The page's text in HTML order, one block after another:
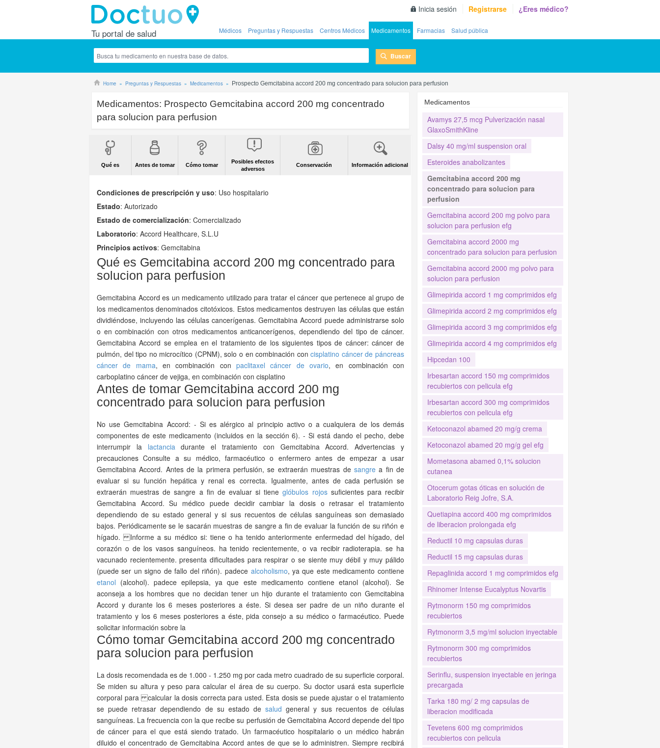
Tu portal de salud
Inicia sesión Registrarse ¿Eres médico?
Médicos Preguntas y Respuestas Centros Médicos Medicamentos Farmacias Salud pública
Buscar
Home Preguntas y Respuestas Medicamentos Prospecto Gemcitabina accord 200 mg concentrado para solucion para perfusion
Medicamentos: Prospecto Gemcitabina accord 200 mg concentrado
para solucion para perfusion
Qué es Antes de tomar Cómo tomar
Posibles efectos
adversos
Conservación Información adicional
Condiciones de prescripción y uso: Uso hospitalario
Estado: Autorizado
Estado de comercialización: Comercializado
Laboratorio: Accord Healthcare, S.L.U
Principios activos: Gemcitabina
Qué es Gemcitabina accord 200 mg concentrado para
solucion para perfusion
Gemcitabina Accord es un medicamento utilizado para tratar el cáncer que pertenece al grupo de
los medicamentos denominados citotóxicos. Estos medicamentos destruyen las células que están
dividiéndose, incluyendo las células cancerígenas. Gemcitabina Accord puede administrarse solo
o en combinación con otros medicamentos anticancerígenos, dependiendo del tipo de cáncer.
Gemcitabina Accord se emplea en el tratamiento de los siguientes tipos de cáncer: cáncer de
pulmón, del tipo no microcítico (CPNM), solo o en combinación concisplatino cáncer de páncreas
cáncer de mama, en combinación con paclitaxelcáncer de ovario, en combinación con
carboplatino cáncer de vejiga, en combinación con cisplatino
Antes de tomar Gemcitabina accord 200 mg
concentrado para solucion para perfusion
No use Gemcitabina Accord: - Si es alérgico al principio activo o a cualquiera de los demás
componentes de este medicamento (incluidos en la sección 6). - Si está dando el pecho, debe
interrumpir la lactanciadurante el tratamiento con Gemcitabina Accord. Advertencias y
precauciones Consulte a su médico, farmacéutico o enfermero antes de empezar a usar
Gemcitabina Accord. Antes de la primera perfusión, se extraerán muestras de sangrea fin de
evaluar si su función hepática y renal es correcta. Igualmente, antes de cada perfusión se
extraerán muestras de sangre a fin de evaluar si tieneglóbulos rojossuficientes para recibir
Gemcitabina Accord. Su médico puede decidir cambiar la dosis o retrasar el tratamiento
dependiendo de su estado general y si sus recuentos de células sanguíneas son demasiado
bajos. Periódicamente se le sacarán muestras de sangre a fin de evaluar la función de su riñón e
hígado. Informe a su médico si: tiene o ha tenido anteriormente enfermedad del hígado, del
corazón o de los vasos sanguíneos. ha tenido recientemente, o va recibir radioterapia. se ha
vacunado recientemente. presenta dificultades para respirar o se siente muy débil y muy pálido
(puede ser un signo de fallo del riñón). padece alcoholismo, ya que este medicamento contiene
etanol (alcohol). padece epilepsia, ya que este medicamento contiene etanol (alcohol). Se
aconseja a los hombres que no decidan tener un hijo durante el tratamiento con Gemcitabina
Accord y durante los 6 meses posteriores a éste. Si desea ser padre de un niño durante el
tratamiento y los 6 meses posteriores a éste, pida consejo a su médico o farmacéutico. Puede
solicitar información sobre la
Cómo tomar Gemcitabina accord 200 mg concentrado
para solucion para perfusion
La dosis recomendada es de 1.000 - 1.250 mg por cada metro cuadrado de su superficie corporal.
Se miden su altura y peso para calcular el área de su cuerpo. Su doctor usará esta superficie
corporal para calcular la dosis correcta para usted. Esta dosis se puede ajustar o el tratamiento
se puede retrasar dependiendo de su estado desalud general y sus recuentos de células
sanguíneas. La frecuencia con la que recibe su perfusión de Gemcitabina Accord depende del tipo
de cáncer para el que está siendo tratado. Un farmacéutico hospitalario o un médico habrán
diluido el concentrado de Gemcitabina Accord antes de que se lo administren. Siempre recibirá
Medicamentos
Avamys 27,5 mcg Pulverización nasal
GlaxoSmithKline
Dalsy 40 mg/ml suspension oral
Esteroides anabolizantes
Gemcitabina accord 200 mg
concentrado para solucion para
perfusion
Gemcitabina accord 200 mg polvo para
solucion para perfusion efg
Gemcitabina accord 2000 mg
concentrado para solucion para perfusion
Gemcitabina accord 2000 mg polvo para
solucion para perfusion
Glimepirida accord 1 mg comprimidos efg
Glimepirida accord 2 mg comprimidos efg
Glimepirida accord 3 mg comprimidos efg
Glimepirida accord 4 mg comprimidos efg
Hipcedan 100
Irbesartan accord 150 mg comprimidos
recubiertos con pelicula efg
Irbesartan accord 300 mg comprimidos
recubiertos con pelicula efg
Ketoconazol abamed 20 mg/g crema
Ketoconazol abamed 20 mg/g gel efg
Mometasona abamed 0,1% solucion
cutanea
Otocerum gotas óticas en solución de
Laboratorio Reig Jofre, S.A.
Quetiapina accord 400 mg comprimidos
de liberacion prolongada efg
Reductil 10 mg capsulas duras
Reductil 15 mg capsulas duras
Repaglinida accord 1 mg comprimidos efg
Rhinomer Intense Eucalyptus Novartis
Rytmonorm 150 mg comprimidos
recubiertos
Rytmonorm 3,5 mg/ml solucion inyectable
Rytmonorm 300 mg comprimidos
recubiertos
Serinflu, suspension inyectable en jeringa
precargada
Tarka 180 mg/ 2 mg capsulas de
liberacion modificada
Tevetens 600 mg comprimidos
recubiertos con pelicula